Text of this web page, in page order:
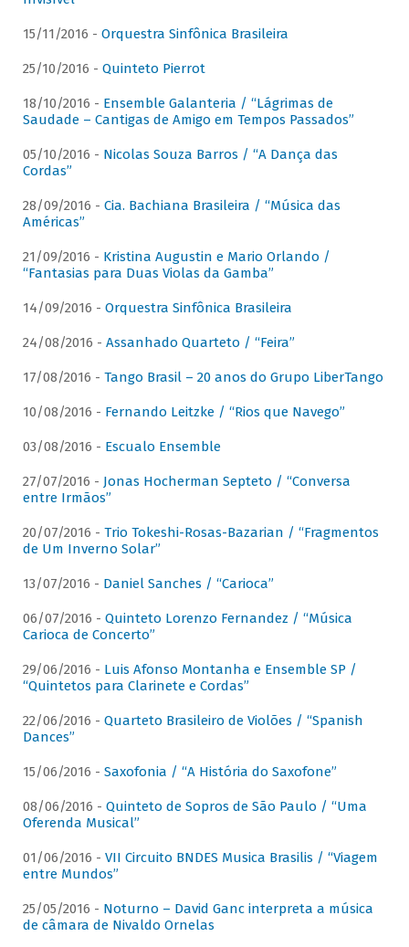
15/11/2016 - Orquestra Sinfônica Brasileira
25/10/2016 - Quinteto Pierrot
18/10/2016 - Ensemble Galanteria / “Lágrimas de
Saudade – Cantigas de Amigo em Tempos Passados”
05/10/2016 - Nicolas Souza Barros / “A Dança das
Cordas”
28/09/2016 - Cia. Bachiana Brasileira / “Música das
Américas”
21/09/2016 - Kristina Augustin e Mario Orlando /
“Fantasias para Duas Violas da Gamba”
14/09/2016 - Orquestra Sinfônica Brasileira
24/08/2016 - Assanhado Quarteto / “Feira”
17/08/2016 - Tango Brasil – 20 anos do Grupo LiberTango
10/08/2016 - Fernando Leitzke / “Rios que Navego”
03/08/2016 - Escualo Ensemble
27/07/2016 - Jonas Hocherman Septeto / “Conversa
entre Irmãos”
20/07/2016 - Trio Tokeshi-Rosas-Bazarian / “Fragmentos
de Um Inverno Solar”
13/07/2016 - Daniel Sanches / “Carioca”
06/07/2016 - Quinteto Lorenzo Fernandez / “Música
Carioca de Concerto”
29/06/2016 - Luis Afonso Montanha e Ensemble SP /
“Quintetos para Clarinete e Cordas”
22/06/2016 - Quarteto Brasileiro de Violões / “Spanish
Dances”
15/06/2016 - Saxofonia / “A História do Saxofone”
08/06/2016 - Quinteto de Sopros de São Paulo / “Uma
Oferenda Musical”
01/06/2016 - VII Circuito BNDES Musica Brasilis / “Viagem
entre Mundos”
25/05/2016 - Noturno – David Ganc interpreta a música
de câmara de Nivaldo Ornelas